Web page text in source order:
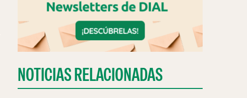
NOTICIAS RELACIONADAS